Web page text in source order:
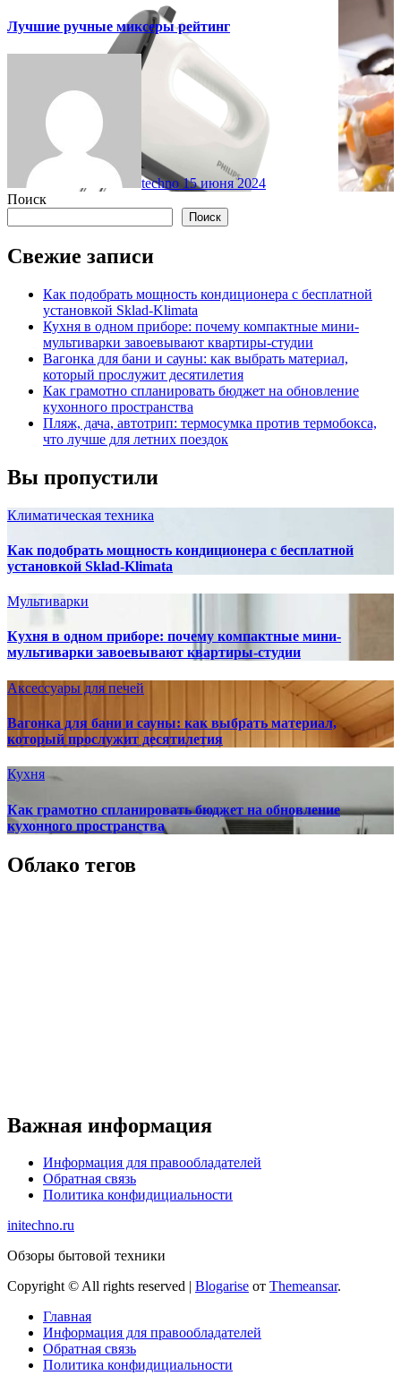
Лучшие ручные миксеры рейтинг
techno 15 июня 2024
Поиск
Поиск
Свежие записи
Как подобрать мощность кондиционера с бесплатной
установкой Sklad-Klimata
Кухня в одном приборе: почему компактные мини-
мультиварки завоевывают квартиры-студии
Вагонка для бани и сауны: как выбрать материал,
который прослужит десятилетия
Как грамотно спланировать бюджет на обновление
кухонного пространства
Пляж, дача, автотрип: термосумка против термобокса,
что лучше для летних поездок
Вы пропустили
Климатическая техника
Как подобрать мощность кондиционера с бесплатной
установкой Sklad-Klimata
Мультиварки
Кухня в одном приборе: почему компактные мини-
мультиварки завоевывают квартиры-студии
Аксессуары для печей
Вагонка для бани и сауны: как выбрать материал,
который прослужит десятилетия
Кухня
Как грамотно спланировать бюджет на обновление
кухонного пространства
Облако тегов
Важная информация
Информация для правообладателей
Обратная связь
Политика конфидициальности
initechno.ru
Обзоры бытовой техники
Copyright © All rights reserved
Blogarise от Themeansar.
Главная
Информация для правообладателей
Обратная связь
Политика конфидициальности